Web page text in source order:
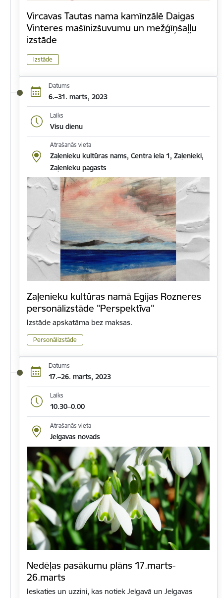
Vircavas Tautas nama kamīnzālē Daigas
Vinteres mašīnizšuvumu un mežģīņšaļļu
izstāde
Izstāde
Datums
6.–31. marts, 2023
Laiks
Visu dienu
Atrašanās vieta
Zaļenieku kultūras nams, Centra iela 1, Zaļenieki,
Zaļenieku pagasts
Zaļenieku kultūras namā Egijas Rozneres
personālizstāde "Perspektīva"
Izstāde apskatāma bez maksas.
Personālizstāde
Datums
17.–26. marts, 2023
Laiks
10.30–0.00
Atrašanās vieta
Jelgavas novads
Nedēļas pasākumu plāns 17.marts-
26.marts
Ieskaties un uzzini, kas notiek Jelgavā un Jelgavas